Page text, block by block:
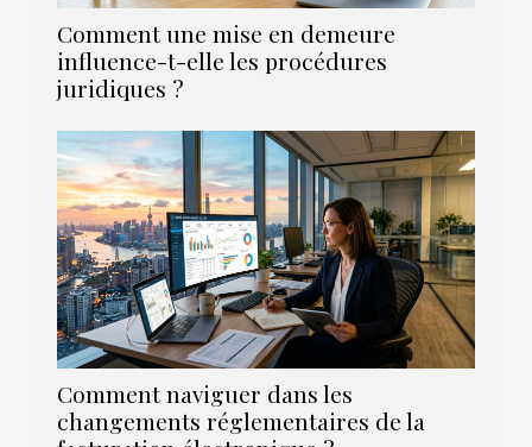
Comment une mise en demeure
influence-t-elle les procédures
juridiques ?
Comment naviguer dans les
changements réglementaires de la